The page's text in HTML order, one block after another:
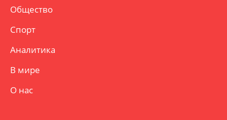
Общество
Спорт
Аналитика
В мире
О нас